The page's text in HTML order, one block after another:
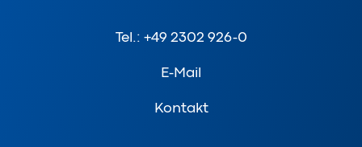
Tel.: +49 2302 926-0
E-Mail
Kontakt